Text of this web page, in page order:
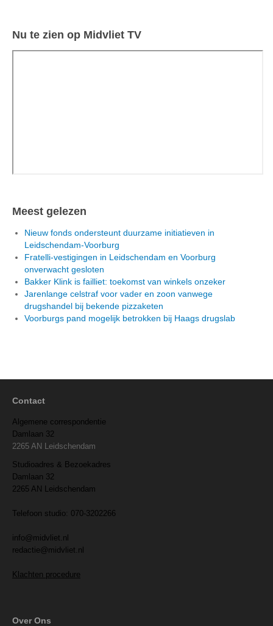
Nu te zien op Midvliet TV
Meest gelezen
Nieuw fonds ondersteunt duurzame initiatieven in
Leidschendam-Voorburg
Fratelli-vestigingen in Leidschendam en Voorburg
onverwacht gesloten
Bakker Klink is failliet: toekomst van winkels onzeker
Jarenlange celstraf voor vader en zoon vanwege
drugshandel bij bekende pizzaketen
Voorburgs pand mogelijk betrokken bij Haags drugslab
Contact
Algemene correspondentie
Damlaan 32
2265 AN Leidschendam
Studioadres & Bezoekadres
Damlaan 32
2265 AN Leidschendam
Telefoon studio: 070-3202266
info@midvliet.nl
redactie@midvliet.nl
Klachten procedure
Over Ons